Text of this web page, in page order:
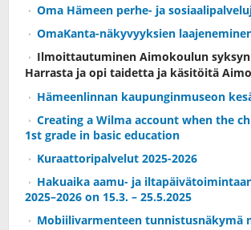
Oma Hämeen perhe- ja
OmaKanta-näkyvyyksien
Ilmoittautuminen Aimokoulun
Harrasta ja opi taidetta ja käsitöitä
Hämeenlinnan kaupunginmuseon
Creating a Wilma account when the
1st grade in basic education
Kuraattoripalvelut 2025-2026
Hakuaika aamu- ja
2025–2026 on 15.3. – 25.5.2025
Mobiilivarmenteen tunnistusnäkymä